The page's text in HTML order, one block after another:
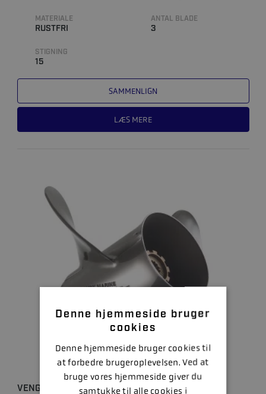
MATERIALE
RUSTFRI
ANTAL BLADE
3
STIGNING
15
SAMMENLIGN
LÆS MERE
VENGEANCE 10 3/8 X 14 RH
Denne hjemmeside bruger
cookies
Denne hjemmeside bruger cookies til
at forbedre brugeroplevelsen. Ved at
bruge vores hjemmeside giver du
samtykke til alle cookies i